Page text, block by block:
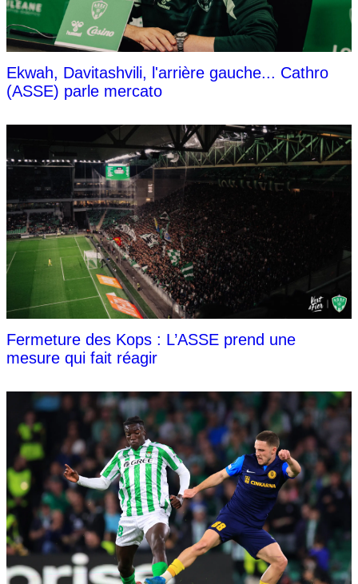
Ekwah, Davitashvili, l'arrière gauche... Cathro
(ASSE) parle mercato
Fermeture des Kops : L’ASSE prend une
mesure qui fait réagir